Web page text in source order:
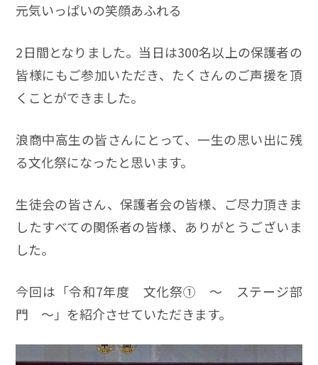
元気いっぱいの笑顔あふれる
2日間となりました。当日は300名以上の保護者の
皆様にもご参加いただき、たくさんのご声援を頂
くことができました。
浪商中高生の皆さんにとって、一生の思い出に残
る文化祭になったと思います。
生徒会の皆さん、保護者会の皆様、ご尽力頂きま
したすべての関係者の皆様、ありがとうございま
した。
今回は「令和7年度 文化祭① ～ ステージ部
門 ～」を紹介させていただきます。